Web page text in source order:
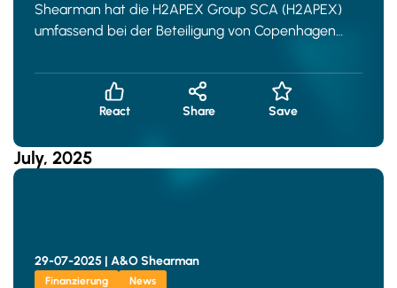
Shearman hat die H2APEX Group SCA (H2APEX)
umfassend bei der Beteiligung von Copenhagen
React Share Save
July, 2025
29-07-2025 | A&O Shearman
Finanzierung News